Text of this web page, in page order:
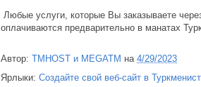
Любые услуги, которые Вы заказываете
оплачиваются предварительно в манатах
Автор: TMHOST и MEGATM на 4/29/2023
Ярлыки: Создайте свой веб-сайт в